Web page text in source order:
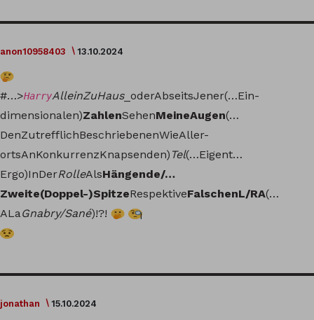
anon10958403 13.10.2024
#…>HarryAlleinZuHaus_oderAbseitsJener(…Ein-
dimensionalen)ZahlenSehenMeineAugen(…
DenZutrefflichBeschriebenenWieAller-
ortsAnKonkurrenzKnapsenden) Tel(…Eigent…
Ergo)InDerRolleAlsHängende/…
Zweite(Doppel-)SpitzeRespektiveFalschenL/RA(…
ALaGnabry/Sané)!?!
jonathan 15.10.2024